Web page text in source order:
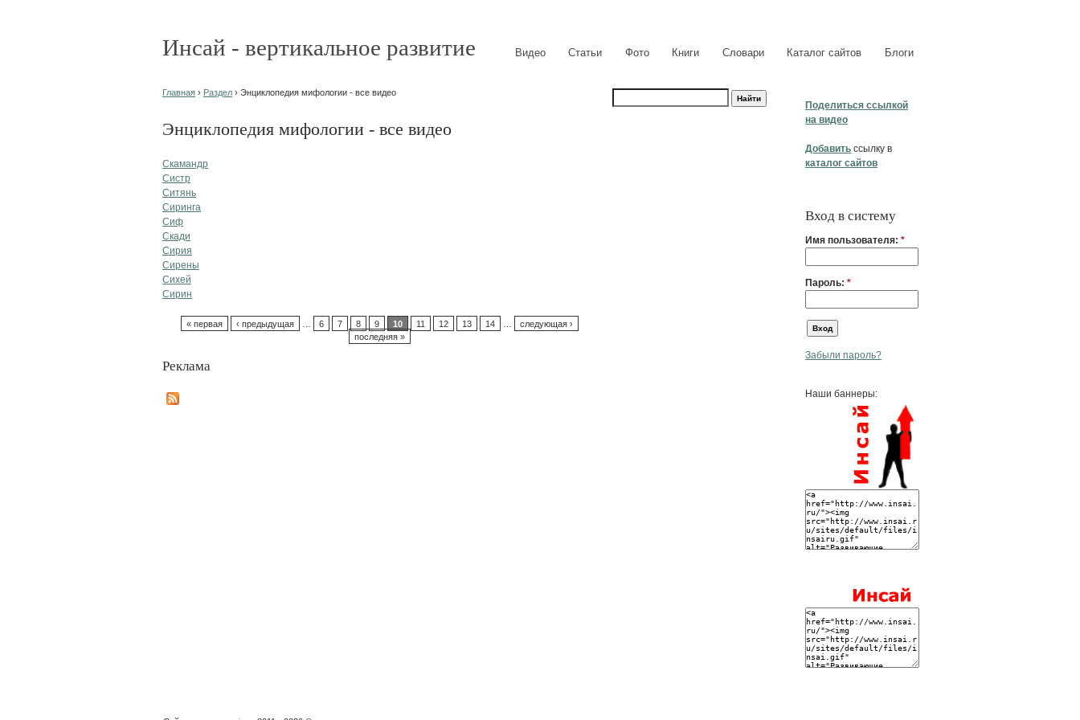
Инсай - вертикальное развитие Видео Статьи Фото Книги Словари Каталог сайтов Блоги
Поделиться ссылкой
на видео
Добавить ссылку в
каталог сайтов
Вход в систему
Имя пользователя: *
Пароль: *
Забыли пароль?
Наши баннеры:
Главная › Раздел › Энциклопедия мифологии - все видео
Энциклопедия мифологии - все видео
Скамандр
Систр
Ситянь
Сиринга
Сиф
Скади
Сирия
Сирены
Сихей
Сирин
« первая ‹ предыдущая 6 7 8 9 10 11 12 13 14
следующая ›
последняя »
Реклама